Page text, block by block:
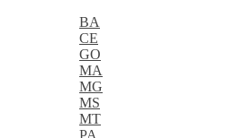
BA
CE
GO
MA
MG
MS
MT
PA